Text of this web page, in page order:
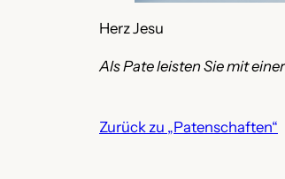
Herz Jesu
Als Pate leisten Sie mit
Zurück zu „Patenschaften“